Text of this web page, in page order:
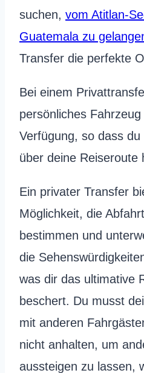
suchen, vom Atitlan-
Guatemala zu
Transfer die perfekte
Bei einem
persönliches
Verfügung, so dass
über deine Reiseroute
Ein privater Transfer
Möglichkeit, die
bestimmen und
die
was dir das ultimative
beschert. Du musst
mit anderen
nicht anhalten, um
aussteigen zu lassen,